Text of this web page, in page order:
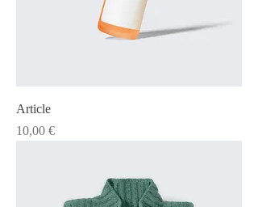
Article
Prix
10,00 €